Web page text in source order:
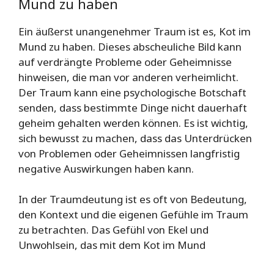
Ein äußerst unangenehmer Traum ist es, Kot im
Mund zu haben. Dieses abscheuliche Bild kann
auf verdrängte Probleme oder Geheimnisse
hinweisen, die man vor anderen verheimlicht.
Der Traum kann eine psychologische Botschaft
senden, dass bestimmte Dinge nicht dauerhaft
geheim gehalten werden können. Es ist wichtig,
sich bewusst zu machen, dass das Unterdrücken
von Problemen oder Geheimnissen langfristig
negative Auswirkungen haben kann.
In der Traumdeutung ist es oft von Bedeutung,
den Kontext und die eigenen Gefühle im Traum
zu betrachten. Das Gefühl von Ekel und
Unwohlsein, das mit dem Kot im Mund